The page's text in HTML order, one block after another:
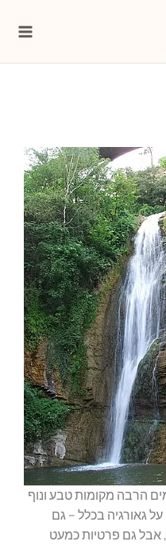
הרבה מקומות טבע ונוף
גאורגיה בכלל – גם
אבל גם פרטיות כמעט